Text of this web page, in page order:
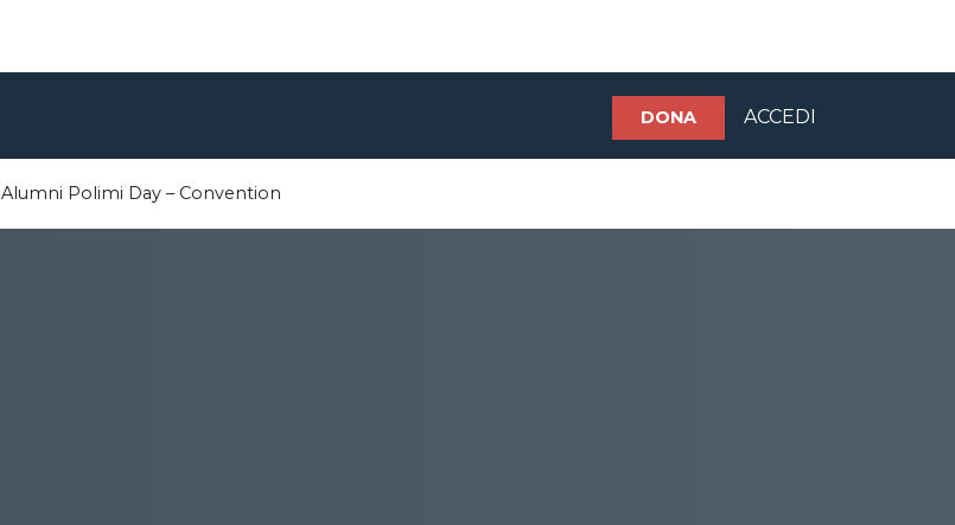
ACCEDI
DONA
Alumni Polimi Day – Convention